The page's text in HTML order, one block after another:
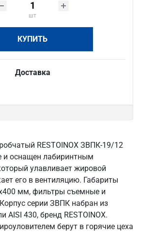
шт
КУПИТЬ
Доставка
RESTOINOX ЗВПК-19/12
и оснащен лабиринтным
улавливает жировой
его в вентиляцию. Габариты
мм, фильтры съемные и
серии ЗВПК набран из
AISI 430, бренд RESTOINOX.
берут в горячие цеха